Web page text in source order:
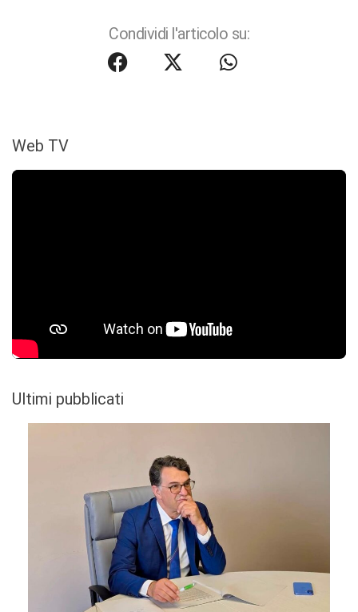
Condividi l'articolo su:
Web TV
Ultimi pubblicati